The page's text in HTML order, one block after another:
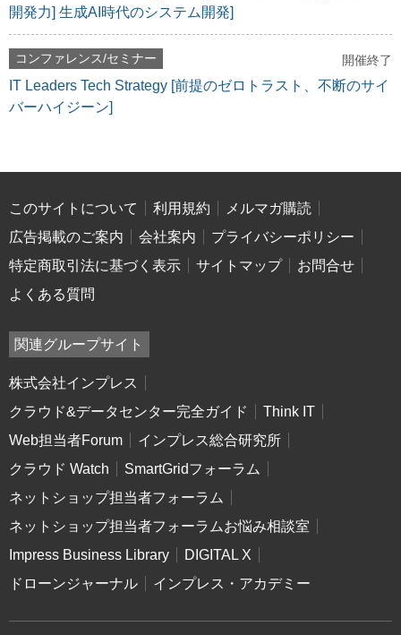
開発力] 生成AI時代のシステム開発]
コンファレンス/セミナー 開催終了
IT Leaders Tech Strategy [前提のゼロトラスト、不断のサイ
バーハイジーン]
このサイトについて 利用規約
メルマガ購読
広告掲載のご案内
会社案内
プライバシーポリシー
特定商取引法に基づく表示
サイトマップ
お問合せ
よくある質問
関連グループサイト
株式会社インプレス
クラウド&データセンター完全ガイド
Think IT
Web担当者Forum
インプレス総合研究所
クラウド Watch
SmartGridフォーラム
ネットショップ担当者フォーラム
ネットショップ担当者フォーラムお悩み相談室
Impress Business Library
DIGITAL X
ドローンジャーナル
インプレス・アカデミー